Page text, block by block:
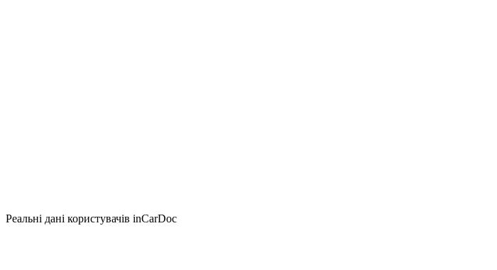
Реальні дані користувачів inCarDoc